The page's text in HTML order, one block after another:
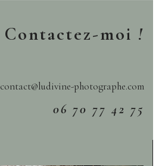
Contactez-moi !
contact@ludivine-photographe.com
06 70 77 42 75